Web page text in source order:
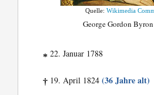
Quelle:Wikimedia
George Gordon Byron
* 22. Januar 1788
† 19. April 1824(36 Jahre alt)